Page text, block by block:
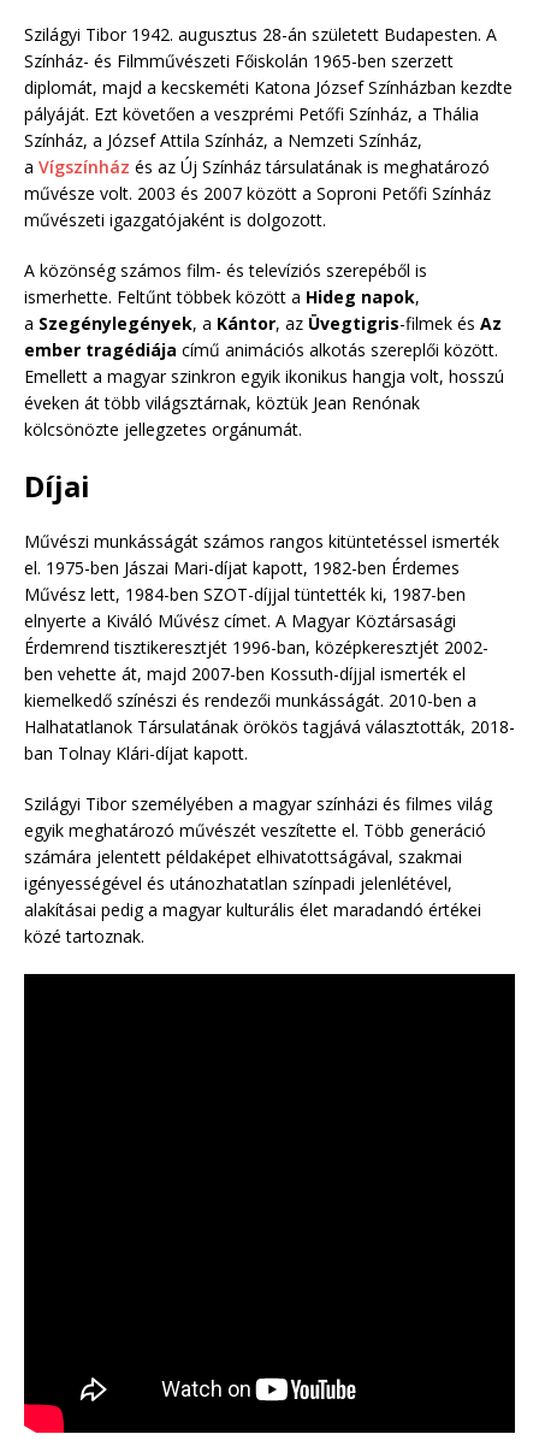
Szilágyi Tibor 1942. augusztus 28-án született Budapesten. A
Színház- és Filmművészeti Főiskolán 1965-ben szerzett
diplomát, majd a kecskeméti Katona József Színházban kezdte
pályáját. Ezt követően a veszprémi Petőfi Színház, a Thália
Színház, a József Attila Színház, a Nemzeti Színház,
a Vígszínház és az Új Színház társulatának is meghatározó
művésze volt. 2003 és 2007 között a Soproni Petőfi Színház
művészeti igazgatójaként is dolgozott.
A közönség számos film- és televíziós szerepéből is
ismerhette. Feltűnt többek között a Hideg napok,
a Szegénylegények, a Kántor, az Üvegtigris-filmek és Az
ember tragédiája című animációs alkotás szereplői között.
Emellett a magyar szinkron egyik ikonikus hangja volt, hosszú
éveken át több világsztárnak, köztük Jean Renónak
kölcsönözte jellegzetes orgánumát.
Díjai
Művészi munkásságát számos rangos kitüntetéssel ismerték
el. 1975-ben Jászai Mari-díjat kapott, 1982-ben Érdemes
Művész lett, 1984-ben SZOT-díjjal tüntették ki, 1987-ben
elnyerte a Kiváló Művész címet. A Magyar Köztársasági
Érdemrend tisztikeresztjét 1996-ban, középkeresztjét 2002-
ben vehette át, majd 2007-ben Kossuth-díjjal ismerték el
kiemelkedő színészi és rendezői munkásságát. 2010-ben a
Halhatatlanok Társulatának örökös tagjává választották, 2018-
ban Tolnay Klári-díjat kapott.
Szilágyi Tibor személyében a magyar színházi és filmes világ
egyik meghatározó művészét veszítette el. Több generáció
számára jelentett példaképet elhivatottságával, szakmai
igényességével és utánozhatatlan színpadi jelenlétével,
alakításai pedig a magyar kulturális élet maradandó értékei
közé tartoznak.